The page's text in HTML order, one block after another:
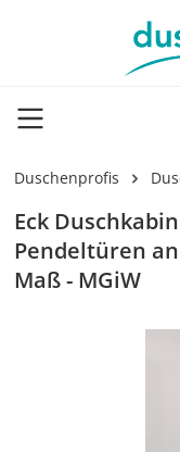
Zum Hauptinhalt
Duschenprofis
Eck
Pendeltüren
Maß - MGiW
Bildergalerie